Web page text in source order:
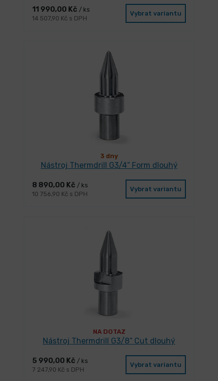
11 990,00 Kč / ks
14 507,90 Kč s DPH
Vybrat variantu
3 dny
Nástroj Thermdrill G3/4“ Form dlouhý
8 890,00 Kč / ks
10 756,90 Kč s DPH
Vybrat variantu
NA DOTAZ
Nástroj Thermdrill G3/8“ Cut dlouhý
5 990,00 Kč / ks
7 247,90 Kč s DPH
Vybrat variantu